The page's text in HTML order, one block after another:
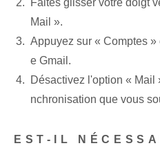
Faites glisser votre doigt
Mail ».
Appuyez sur « Comptes
e Gmail.
Désactivez l'option « Mail
nchronisation que vous
EST-IL